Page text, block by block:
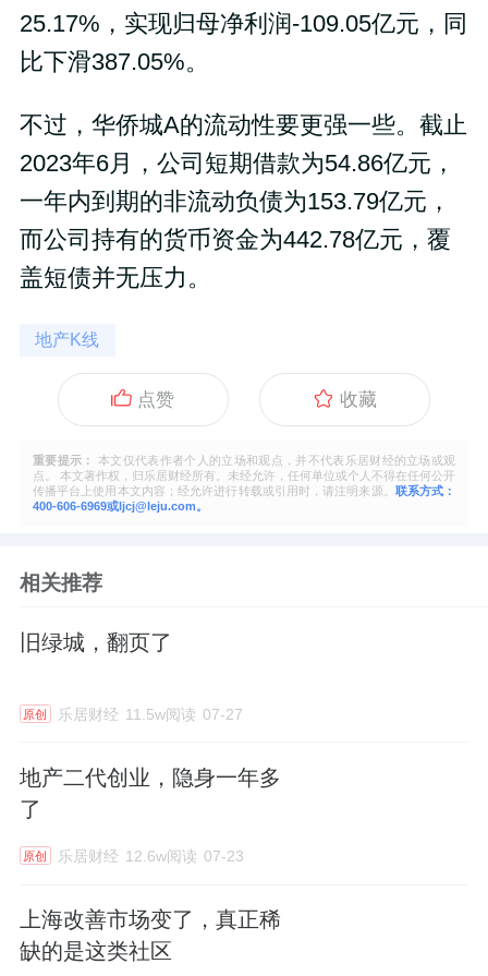
25.17%，实现归母净利润-109.05亿元，同
比下滑387.05%。
不过，华侨城A的流动性要更强一些。截止
2023年6月，公司短期借款为54.86亿元，
一年内到期的非流动负债为153.79亿元，
而公司持有的货币资金为442.78亿元，覆
盖短债并无压力。
地产K线
点赞 收藏
重要提示：
本文仅代表作者个人的立场和观点，并不代表乐居财经的立场或观
点。 本文著作权，归乐居财经所有。未经允许，任何单位或个人不得在任何公开
传播平台上使用本文内容；经允许进行转载或引用时，请注明来源。 联系方式：
400-606-6969或ljcj@leju.com。
相关推荐
旧绿城，翻页了
原创 乐居财经 11.5w阅读 07-27
地产二代创业，隐身一年多
了
原创 乐居财经 12.6w阅读 07-23
上海改善市场变了，真正稀
缺的是这类社区